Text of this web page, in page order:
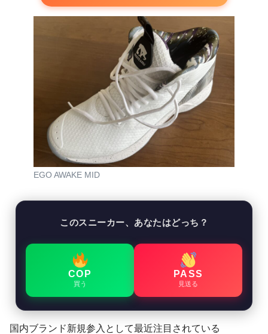
EGO AWAKE MID
このスニーカー、あなたはどっち？
COP
買う
PASS
見送る
国内ブランド新規参入として最近注目されている